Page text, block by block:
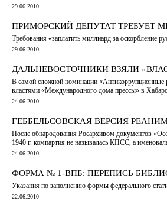
29.06.2010
ПРИМОРСКИЙ ДЕПУТАТ ТРЕБУЕТ
Требования «заплатить миллиард за оскорбление
29.06.2010
ДАЛЬНЕВОСТОЧНИКИ ВЗЯЛИ
В самой сложной номинации «Антикоррупционные
властями «Международного дома прессы» в
24.06.2010
ГЕББЕЛЬСОВСКАЯ ВЕРСИЯ
После обнародования Росархивом документов
1940 г. компартия не называлась КПСС, а
24.06.2010
ФОРМА № 1-ВПБ: ПЕРЕПИСЬ
Указания по заполнению формы федерального
22.06.2010